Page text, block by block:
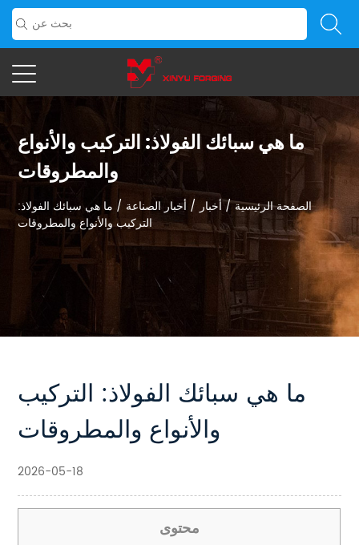
ما هي سبائك الفولاذ: التركيب والأنواع
والمطروقات
الصفحة الرئيسية/أخبار / أخبار الصناعة / ما هي سبائك الفولاذ:
التركيب والأنواع والمطروقات
ما هي سبائك الفولاذ: التركيب
والأنواع والمطروقات
2026-05-18
محتوى